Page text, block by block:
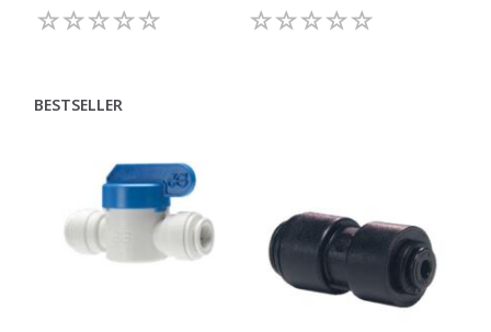
BESTSELLER